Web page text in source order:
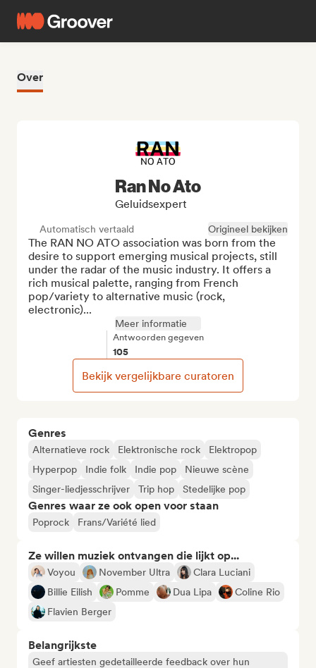
Over
Genres
Alternatieve rock Elektronische rock
Elektropop
Hyperpop
Indie folk Indie pop
Nieuwe scène
Singer-liedjesschrijver
Trip hop Stedelijke pop
Genres waar ze ook open voor staan
Poprock Frans/Variété lied
Ze willen muziek ontvangen die lijkt op...
Voyou November Ultra
Clara Luciani
Billie Eilish
Pomme Dua Lipa
Coline Rio
Flavien Berger
Belangrijkste
Geef artiesten gedetailleerde feedback over hun
Ran No Ato
Geluidsexpert
Automatisch vertaald Origineel bekijken
The RAN NO ATO association was born from the
desire to support emerging musical projects, still
under the radar of the music industry. It offers a
rich musical palette, ranging from French
pop/variety to alternative music (rock,
electronic)...
Meer informatie
Antwoorden gegeven
105
Bekijk vergelijkbare curatoren